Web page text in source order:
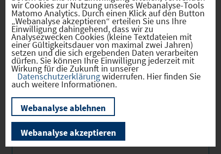
Firmenstandorte
Sozialvers. Beschäftigte
wir Cookies zur Nutzung unseres Webanalyse-Tools
Matomo Analytics. Durch einen Klick auf den Button
„Webanalyse akzeptieren“ erteilen Sie uns Ihre
Einwilligung dahingehend, dass wir zu
Analysezwecken Cookies (kleine Textdateien mit
einer Gültigkeitsdauer von maximal zwei Jahren)
setzen und die sich ergebenden Daten verarbeiten
dürfen. Sie können Ihre Einwilligung jederzeit mit
Wirkung für die Zukunft in unserer
Datenschutzerklärungwiderrufen. Hier finden Sie
auch weitere Informationen.
Webanalyse ablehnen
Webanalyse akzeptieren